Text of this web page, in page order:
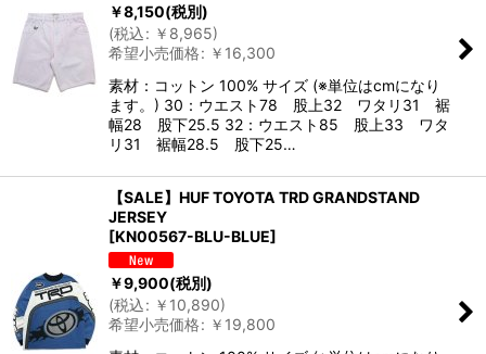
￥8,150(税別)
(税込: ￥ 8,965)
希望小売価格: ￥ 16,300
素材：コットン 100% サイズ (※単位はcmになり
ます。) 30：ウエスト78 股上32 ワタリ31 裾
幅28 股下25.5 32：ウエスト85 股上33 ワタ
リ31 裾幅28.5 股下25…
【SALE】HUF TOYOTA TRD GRANDSTAND
JERSEY
[KN00567-BLU-BLUE]
￥9,900(税別)
(税込: ￥ 10,890)
希望小売価格: ￥ 19,800